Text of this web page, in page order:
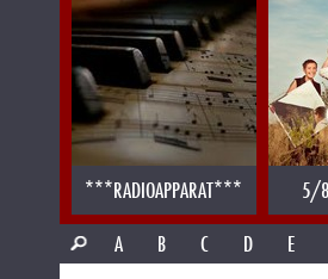
***RADIOAPPARAT***
5/
A
B C D E